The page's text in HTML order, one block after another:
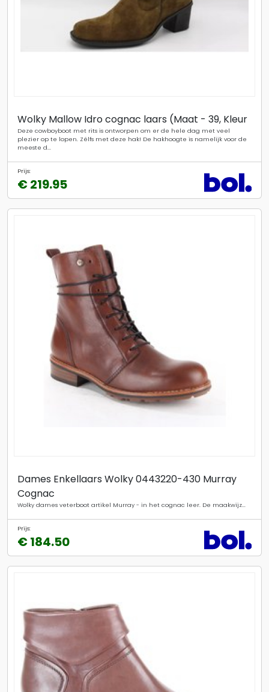
Wolky Mallow Idro cognac laars (Maat - 39, Kleur
Deze cowboyboot met rits is ontworpen om er de hele dag met veel
plezier op te lopen. Zélfs met deze hak! De hakhoogte is namelijk voor de
meeste d...
Prijs:
€ 219.95
Dames Enkellaars Wolky 0443220-430 Murray
Cognac
Wolky dames veterboot artikel Murray - in het cognac leer. De maakwijz...
Prijs:
€ 184.50